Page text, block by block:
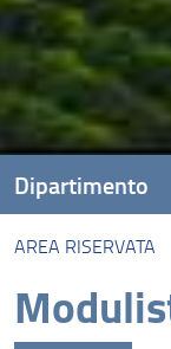
AREA RISERVATA
Dipartimento
Presentazione
Missione